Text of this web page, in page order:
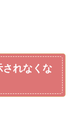
れなくな